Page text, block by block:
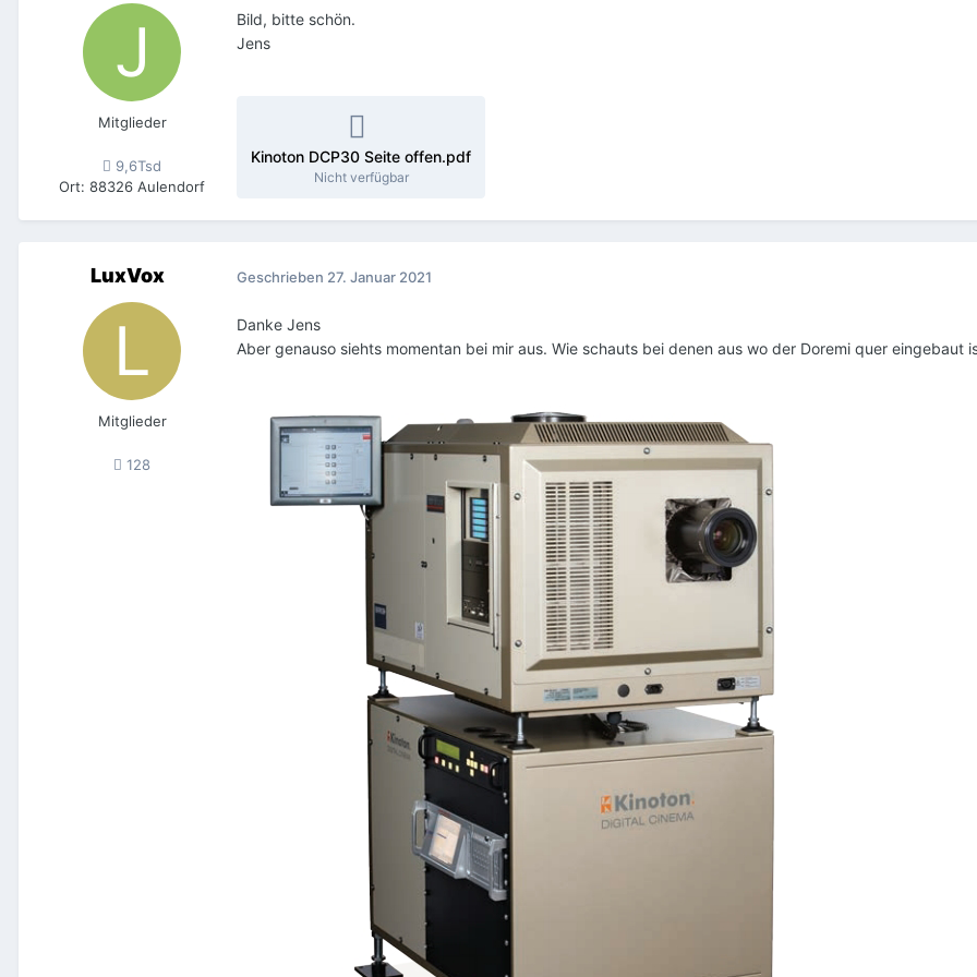
Mitglieder
9,6Tsd
Ort: 88326 Aulendorf
Bild, bitte schön.
Jens
Kinoton DCP30 Seite offen.pdf
Nicht verfügbar
LuxVox
Mitglieder
128
Geschrieben 27. Januar 2021
Danke Jens
Aber genauso siehts momentan bei mir aus. Wie schauts bei denen aus wo der Doremi quer eingebaut